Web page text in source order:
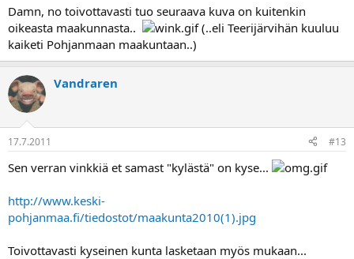
Damn, no toivottavasti tuo seuraava kuva on kuitenkin
oikeasta maakunnasta..
(..eli Teerijärvihän kuuluu
kaiketi Pohjanmaan maakuntaan..)
Vandraren
17.7.2011 #13
Sen verran vinkkiä et samast "kylästä" on kyse...
http://www.keski-
pohjanmaa.fi/tiedostot/maakunta2010(1).jpg
Toivottavasti kyseinen kunta lasketaan myös mukaan...